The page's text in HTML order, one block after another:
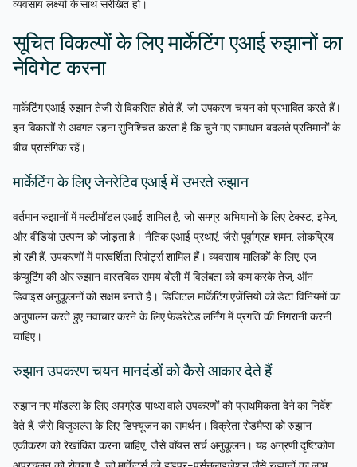
व्यवसाय लक्ष्यों के साथ संरेखित हो।
सूचित विकल्पों के लिए मार्केटिंग एआई रुझानों का
नेविगेट करना
मार्केटिंग एआई रुझान तेजी से विकसित होते हैं, जो उपकरण चयन को प्रभावित करते हैं।
इन विकासों से अवगत रहना सुनिश्चित करता है कि चुने गए समाधान बदलते प्रतिमानों के
बीच प्रासंगिक रहें।
मार्केटिंग के लिए जेनरेटिव एआई में उभरते रुझान
वर्तमान रुझानों में मल्टीमॉडल एआई शामिल है, जो समग्र अभियानों के लिए टेक्स्ट, इमेज,
और वीडियो उत्पन्न को जोड़ता है। नैतिक एआई प्रथाएं, जैसे पूर्वाग्रह शमन, लोकप्रिय
हो रही हैं, उपकरणों में पारदर्शिता रिपोर्ट्स शामिल हैं। व्यवसाय मालिकों के लिए, एज
कंप्यूटिंग की ओर रुझान वास्तविक समय बोली में विलंबता को कम करके तेज, ऑन-
डिवाइस अनुकूलनों को सक्षम बनाते हैं। डिजिटल मार्केटिंग एजेंसियों को डेटा विनियमों का
अनुपालन करते हुए नवाचार करने के लिए फेडरेटेड लर्निंग में प्रगति की निगरानी करनी
चाहिए।
रुझान उपकरण चयन मानदंडों को कैसे आकार देते हैं
रुझान नए मॉडल्स के लिए अपग्रेड पाथ्स वाले उपकरणों को प्राथमिकता देने का निर्देश
देते हैं, जैसे विजुअल्स के लिए डिफ्यूजन का समर्थन। विक्रेता रोडमैप्स को रुझान
एकीकरण को रेखांकित करना चाहिए, जैसे वॉयस सर्च अनुकूलन। यह अग्रणी दृष्टिकोण